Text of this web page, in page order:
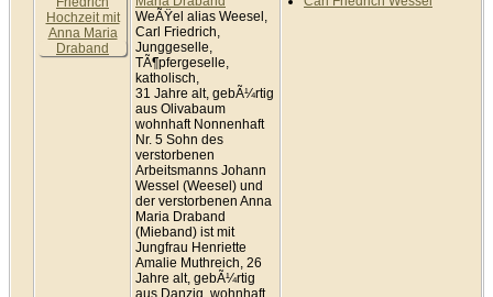
WeÃŸel alias Weesel,
Carl Friedrich,
Junggeselle,
TÃ¶pfergeselle,
katholisch,
31 Jahre alt, gebÃ¼rtig
aus Olivabaum
wohnhaft Nonnenhaft
Nr. 5 Sohn des
verstorbenen
Arbeitsmanns Johann
Wessel (Weesel) und
der verstorbenen Anna
Maria Draband
(Mieband) ist mit
Jungfrau Henriette
Amalie Muthreich, 26
Jahre alt, gebÃ¼rtig
aus Danzig, wohnhaft